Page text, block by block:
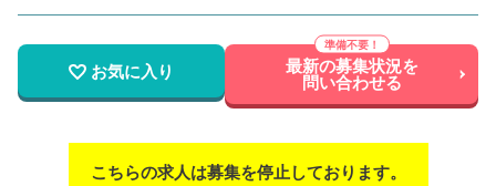
お気に入り 最新の募集状況を
問い合わせる
こちらの求人は募集を停止しております。